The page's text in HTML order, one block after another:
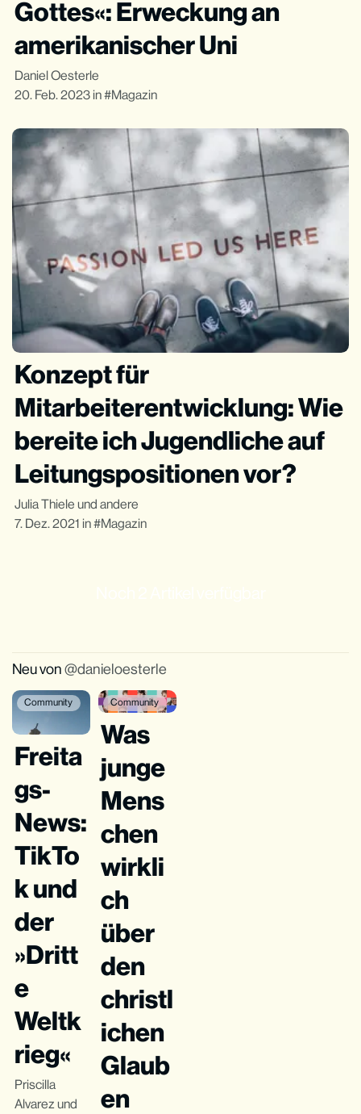
Gottes«: Erweckung an
amerikanischer Uni
Daniel Oesterle
20. Feb. 2023 in Magazin
Konzept für
Mitarbeiterentwicklung: Wie
bereite ich Jugendliche auf
Leitungspositionen vor?
Julia Thiele und andere
7. Dez. 2021 in Magazin
Neu von danieloesterle
Community
Freita
gs-
News:
TikTo
k und
der
»Dritt
e
Weltk
rieg«
Priscilla
Alvarezund
Community
Was
junge
Mens
chen
wirkli
ch
über
den
christl
ichen
Glaub
en